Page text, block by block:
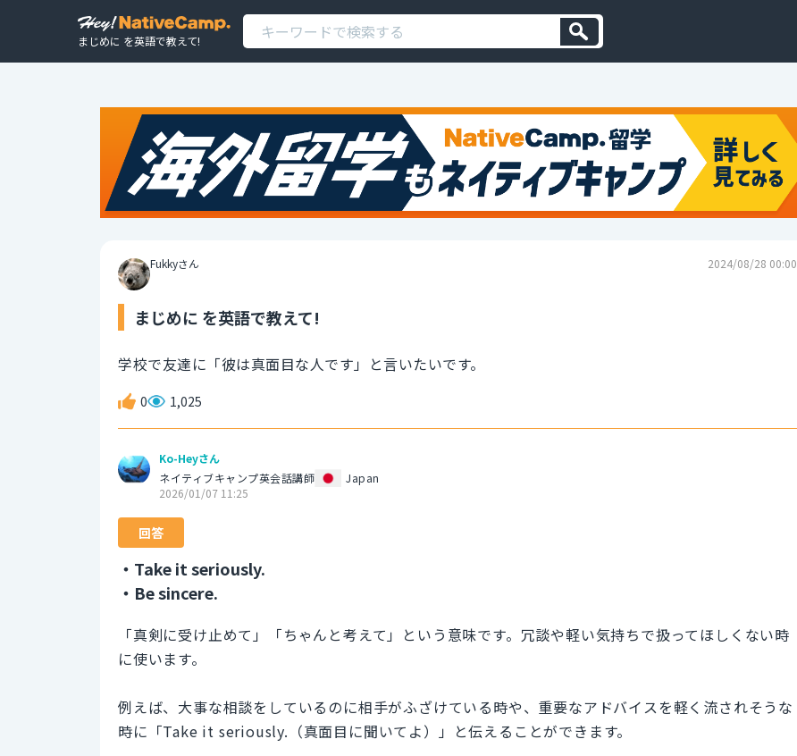
まじめに を英語で教えて!
Fukkyさん 2024/08/28 00:00
まじめに を英語で教えて!
学校で友達に「彼は真面目な人です」と言いたいです。
0 1,025
Ko-Heyさん
ネイティブキャンプ英会話講師
Japan
2026/01/07 11:25
回答
・Take it seriously.
・Be sincere.
「真剣に受け止めて」「ちゃんと考えて」という意味です。冗談や軽い気持ちで扱ってほしくない時
に使います。
例えば、大事な相談をしているのに相手がふざけている時や、重要なアドバイスを軽く流されそうな
時に「Take it seriously.（真面目に聞いてよ）」と伝えることができます。